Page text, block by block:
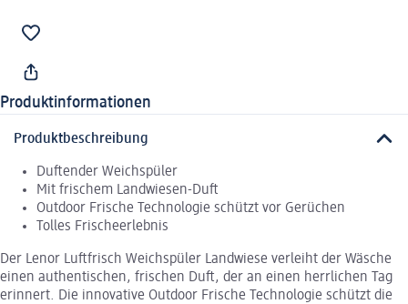
Produktinformationen
Produktbeschreibung
Duftender Weichspüler
Mit frischem Landwiesen-Duft
Outdoor Frische Technologie schützt vor Gerüchen
Tolles Frischeerlebnis
Der Lenor Luftfrisch Weichspüler Landwiese verleiht der Wäsche
einen authentischen, frischen Duft, der an einen herrlichen Tag
erinnert. Die innovative Outdoor Frische Technologie schützt die